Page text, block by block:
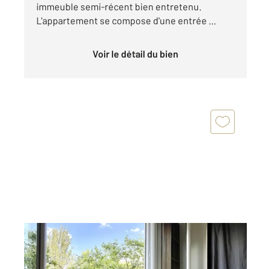
immeuble semi-récent bien entretenu.
L'appartement se compose d'une entrée ...
Voir le détail du bien
PARIS 75016
70 m2, 3 pièces
Ref : 11260